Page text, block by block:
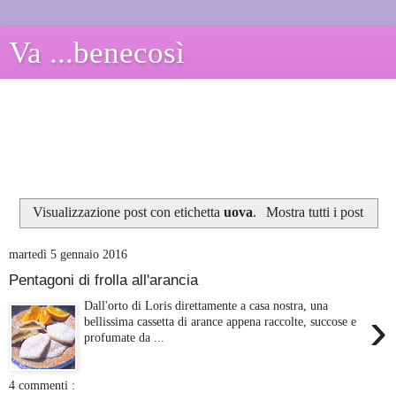
Va ...benecosì
Visualizzazione post con etichettauova. Mostra tutti i post
martedì 5 gennaio 2016
Pentagoni di frolla all'arancia
›
Dall'orto di Loris direttamente a casa nostra, una
bellissima cassetta di arance appena raccolte, succose e
profumate da ...
4 commenti :